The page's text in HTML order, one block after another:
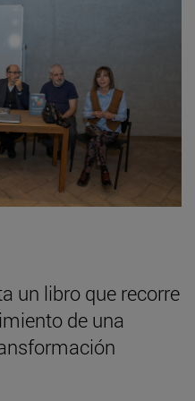
un libro que recorre
de una